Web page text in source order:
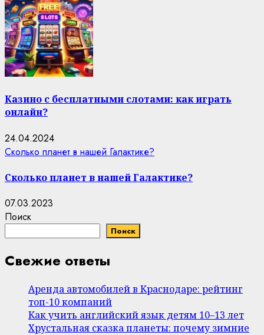
Казино с бесплатными слотами: как играть
онлайн?
24.04.2024
Сколько планет в нашей Галактике?
Сколько планет в нашей Галактике?
07.03.2023
Поиск
Поиск
Свежие ответы
Аренда автомобилей в Краснодаре: рейтинг
топ-10 компаний
Как учить английский язык детям 10–13 лет
Хрустальная сказка планеты: почему зимние